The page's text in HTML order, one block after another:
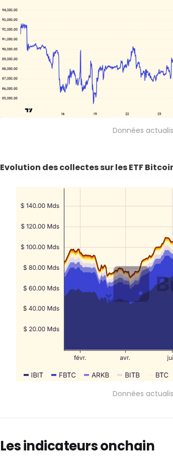
Données
Evolution des collectes sur les ETF
Données
Les indicateurs onchain